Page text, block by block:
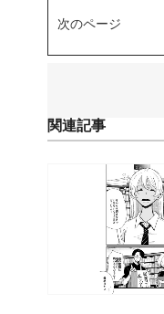
次のページ
関連記事